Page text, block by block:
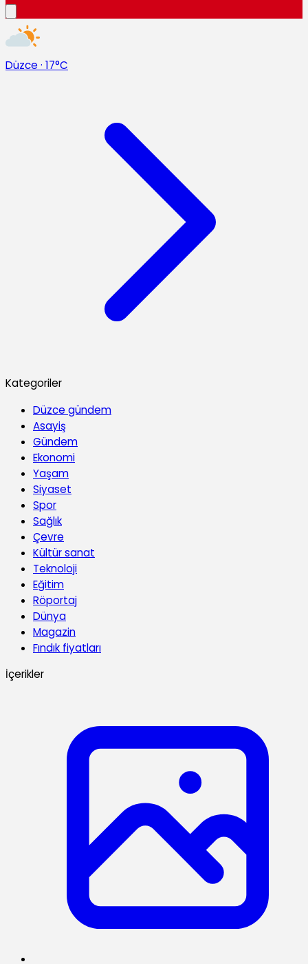
Düzce · 17°C
Kategoriler
Düzce gündem
Asayiş
Gündem
Ekonomi
Yaşam
Siyaset
Spor
Sağlık
Çevre
Kültür sanat
Teknoloji
Eğitim
Röportaj
Dünya
Magazin
Fındık fiyatları
İçerikler